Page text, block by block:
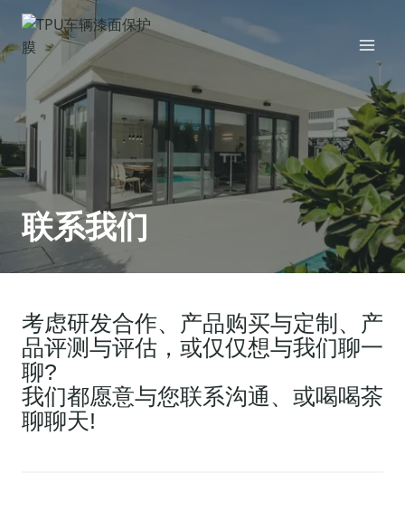
内
联系我们
考虑研发合作、产品购买与定制、产
品评测与评估，或仅仅想与我们聊一
聊?
我们都愿意与您联系沟通、或喝喝茶
聊聊天!